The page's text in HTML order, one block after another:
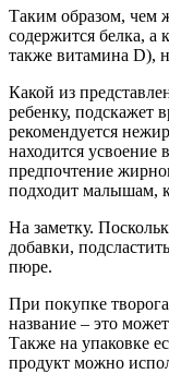
Таким образом, чем
содержится белка, а
также витамина D),
Какой из
ребенку, подскажет
рекомендуется
находится усвоение
предпочтение
подходит малышам,
На заметку.
добавки,
пюре.
При покупке
название – это
Также на упаковке
продукт можно